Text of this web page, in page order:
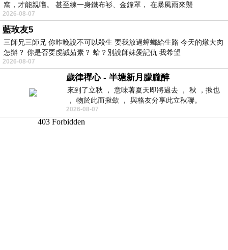
窩，才能親嚐。 甚至練一身鐵布衫、金鐘罩， 在暴風雨來襲
2026-08-07
藍玫友5
三師兄三師兄 你昨晚說不可以殺生 要我放過蟑螂給生路 今天的燉大肉
怎辦？ 你是否要虔誠茹素？ 蛤？別說師妹愛記仇 我希望
2026-08-07
歲律禪心 - 半塘新月朦朧醉
來到了立秋 ， 意味著夏天即將過去 ， 秋 ，揪也
， 物於此而揪歛 ， 與格友分享此立秋聯。
2026-08-07